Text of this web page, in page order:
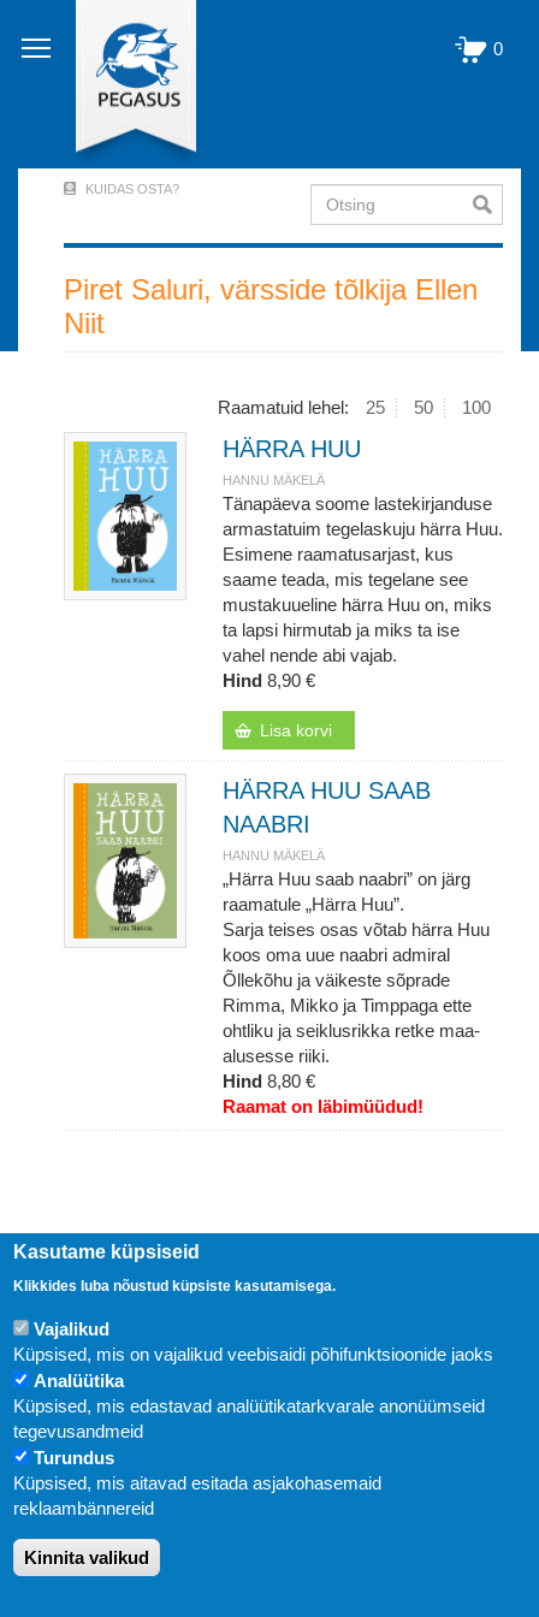
edasi
põhisisu
0
Account
Menu
(logged
KUIDAS OSTA? Otsing
Piret Saluri, värsside tõlkija Ellen
Niit
Raamatuid lehel: 25 50 100
HÄRRA HUU
HANNU MÄKELÄ
Tänapäeva soome lastekirjanduse
armastatuim tegelaskuju härra Huu.
Esimene raamatusarjast, kus
saame teada, mis tegelane see
mustakuueline härra Huu on, miks
ta lapsi hirmutab ja miks ta ise
vahel nende abi vajab.
Hind 8,90 €
Lisa korvi
HÄRRA HUU SAAB
NAABRI
HANNU MÄKELÄ
„Härra Huu saab naabri” on järg
raamatule „Härra Huu”.
Sarja teises osas võtab härra Huu
koos oma uue naabri admiral
Õllekõhu ja väikeste sõprade
Rimma, Mikko ja Timppaga ette
ohtliku ja seiklusrikka retke maa-
alusesse riiki.
Hind 8,80 €
Raamat on läbimüüdud!
Uudised
KIRJASTUS PEGASUS OÜ © 2020
Paldiski mnt. 29 (A korpus VI korrus), Tallinn
Kasutame küpsiseid
Klikkides luba nõustud küpsiste kasutamisega.
Vajalikud
Küpsised, mis on vajalikud veebisaidi põhifunktsioonide jaoks
Analüütika
Küpsised, mis edastavad analüütikatarkvarale anonüümseid
tegevusandmeid
Turundus
Küpsised, mis aitavad esitada asjakohasemaid
reklaambännereid
Kinnita valikud